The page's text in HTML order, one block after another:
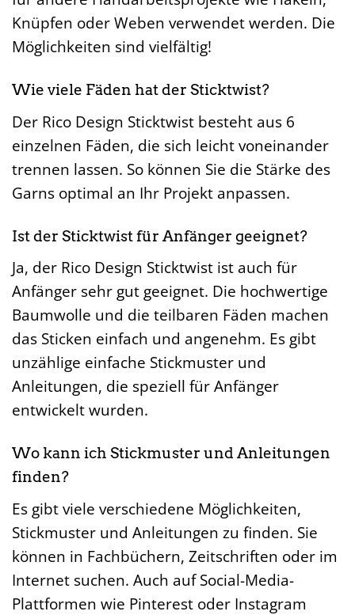
Knüpfen oder Weben verwendet werden. Die
Möglichkeiten sind vielfältig!
Wie viele Fäden hat der Sticktwist?
Der Rico Design Sticktwist besteht aus 6
einzelnen Fäden, die sich leicht voneinander
trennen lassen. So können Sie die Stärke des
Garns optimal an Ihr Projekt anpassen.
Ist der Sticktwist für Anfänger geeignet?
Ja, der Rico Design Sticktwist ist auch für
Anfänger sehr gut geeignet. Die hochwertige
Baumwolle und die teilbaren Fäden machen
das Sticken einfach und angenehm. Es gibt
unzählige einfache Stickmuster und
Anleitungen, die speziell für Anfänger
entwickelt wurden.
Wo kann ich Stickmuster und Anleitungen
finden?
Es gibt viele verschiedene Möglichkeiten,
Stickmuster und Anleitungen zu finden. Sie
können in Fachbüchern, Zeitschriften oder im
Internet suchen. Auch auf Social-Media-
Plattformen wie Pinterest oder Instagram